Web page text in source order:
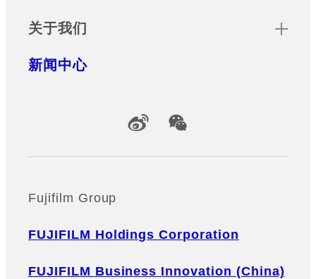
关于我们
新闻中心
Official Social Media Accounts
Fujifilm Group
FUJIFILM Holdings Corporation
FUJIFILM Business Innovation (China)